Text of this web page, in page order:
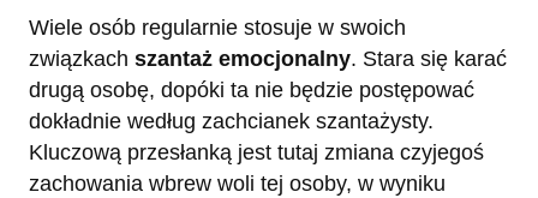
Wiele osób regularnie stosuje w swoich
związkach szantaż emocjonalny. Stara się karać
drugą osobę, dopóki ta nie będzie postępować
dokładnie według zachcianek szantażysty.
Kluczową przesłanką jest tutaj zmiana czyjegoś
zachowania wbrew woli tej osoby, w wyniku